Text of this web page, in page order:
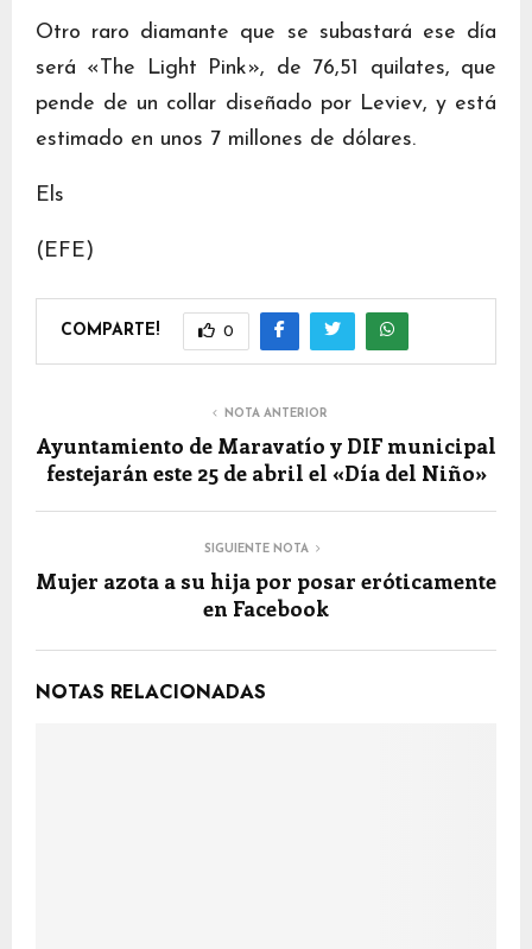
Otro raro diamante que se subastará ese día
será «The Light Pink», de 76,51 quilates, que
pende de un collar diseñado por Leviev, y está
estimado en unos 7 millones de dólares.
Els
(EFE)
COMPARTE! 0
NOTA ANTERIOR
Ayuntamiento de Maravatío y DIF municipal
festejarán este 25 de abril el «Día del Niño»
SIGUIENTE NOTA
Mujer azota a su hija por posar eróticamente
en Facebook
NOTAS RELACIONADAS